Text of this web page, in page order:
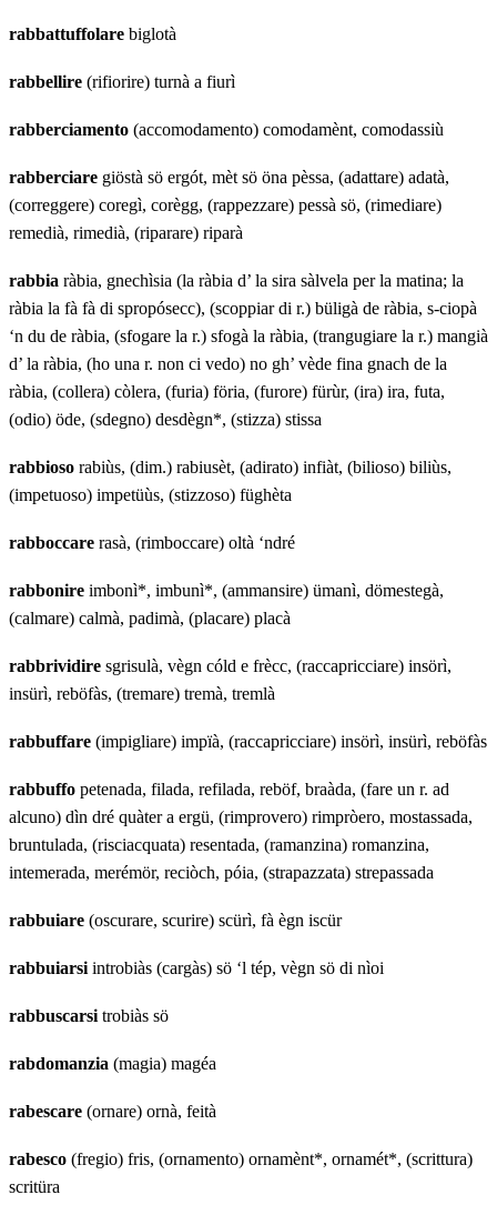
rabbattuffolare biglotà
rabbellire (rifiorire) turnà a fiurì
rabberciamento (accomodamento) comodamènt, comodassiù
rabberciare giöstà sö ergót, mèt sö öna pèssa, (adattare) adatà,
(correggere) coregì, corègg, (rappezzare) pessà sö, (rimediare)
remedià, rimedià, (riparare) riparà
rabbia ràbia, gnechìsia (la ràbia d’ la sira sàlvela per la matina; la
ràbia la fà fà di spropósecc), (scoppiar di r.) büligà de ràbia, s-ciopà
‘n du de ràbia, (sfogare la r.) sfogà la ràbia, (trangugiare la r.) mangià
d’ la ràbia, (ho una r. non ci vedo) no gh’ vède fina gnach de la
ràbia, (collera) còlera, (furia) föria, (furore) fürùr, (ira) ira, futa,
(odio) öde, (sdegno) desdègn*, (stizza) stissa
rabbioso rabiùs, (dim.) rabiusèt, (adirato) infiàt, (bilioso) biliùs,
(impetuoso) impetüùs, (stizzoso) füghèta
rabboccare rasà, (rimboccare) oltà ‘ndré
rabbonire imbonì*, imbunì*, (ammansire) ümanì, dömestegà,
(calmare) calmà, padimà, (placare) placà
rabbrividire sgrisulà, vègn cóld e frècc, (raccapricciare) insörì,
insürì, reböfàs, (tremare) tremà, tremlà
rabbuffare (impigliare) impïà, (raccapricciare) insörì, insürì, reböfàs
rabbuffo petenada, filada, refilada, reböf, braàda, (fare un r. ad
alcuno) dìn dré quàter a ergü, (rimprovero) rimpròero, mostassada,
bruntulada, (risciacquata) resentada, (ramanzina) romanzina,
intemerada, merémör, reciòch, póia, (strapazzata) strepassada
rabbuiare (oscurare, scurire) scürì, fà ègn iscür
rabbuiarsi introbiàs (cargàs) sö ‘l tép, vègn sö di nìoi
rabbuscarsi trobiàs sö
rabdomanzia (magia) magéa
rabescare (ornare) ornà, feità
rabesco (fregio) fris, (ornamento) ornamènt*, ornamét*, (scrittura)
scritüra